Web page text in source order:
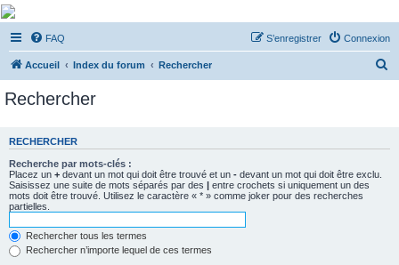
De Musicae Militari -
Forums
Forums de discussions
FAQ Connexion
S’enregistrer
Accueil Index du forum Rechercher
e
Rechercher
RECHERCHER
Recherche par mots-clés :
Placez un + devant un mot qui doit être trouvé et un - devant un mot qui doit être exclu.
Saisissez une suite de mots séparés par des | entre crochets si uniquement un des
mots doit être trouvé. Utilisez le caractère « * » comme joker pour des recherches
partielles.
Rechercher tous les termes
Rechercher n’importe lequel de ces termes